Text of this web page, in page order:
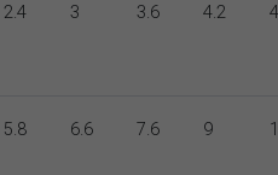
2.4 3 3.6 4.2
5.8 6.6 7.6 9